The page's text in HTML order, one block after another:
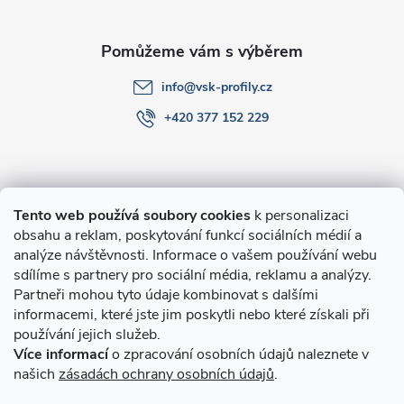
Tento web používá soubory cookies k personalizaci
obsahu a reklam, poskytování funkcí sociálních médií a
analýze návštěvnosti. Informace o vašem používání webu
sdílíme s partnery pro sociální média, reklamu a analýzy.
Partneři mohou tyto údaje kombinovat s dalšími
informacemi, které jste jim poskytli nebo které získali při
používání jejich služeb.
Více informacío zpracování osobních údajů naleznete v
našich zásadách ochrany osobních údajů.
O nákupu
Novinky v programu Alusic
Archiv
info@vsk-profily.cz
+420 377 152 229